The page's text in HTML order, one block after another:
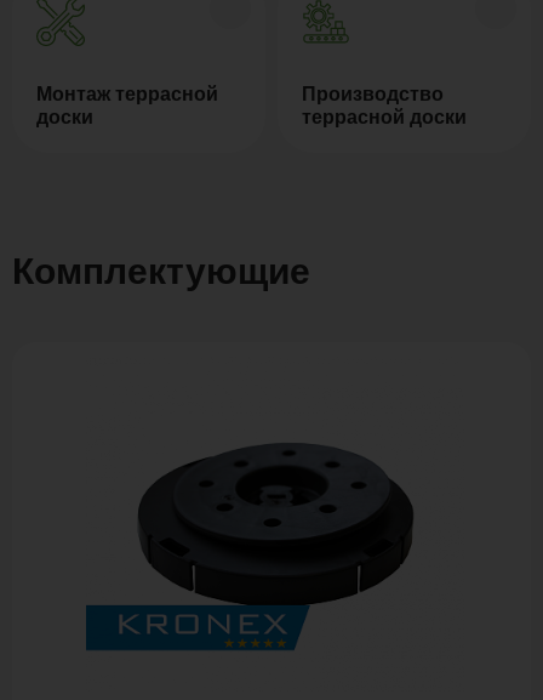
Монтаж террасной
доски
Производство
террасной доски
Комплектующие